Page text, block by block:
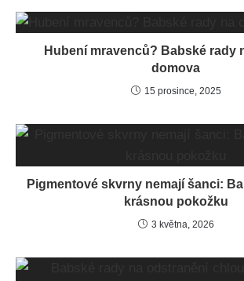
Hubení mravenců? Babské rady
domova
15 prosince, 2025
Pigmentové skvrny nemají šanci:
krásnou pokožku
3 května, 2026